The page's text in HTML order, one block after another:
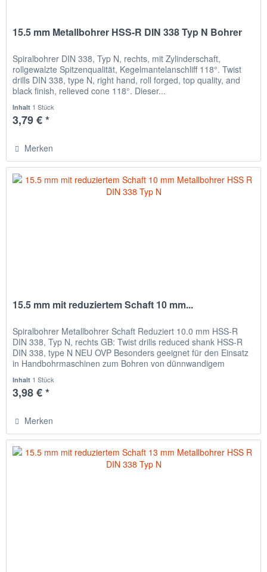
15.5 mm Metallbohrer HSS-R DIN 338 Typ N Bohrer
Spiralbohrer DIN 338, Typ N, rechts, mit Zylinderschaft,
rollgewalzte Spitzenqualität, Kegelmantelanschliff 118°. Twist
drills DIN 338, type N, right hand, roll forged, top quality, and
black finish, relieved cone 118°. Dieser...
Inhalt 1 Stück
3,79 € *
Merken
15.5 mm mit reduziertem Schaft 10 mm...
Spiralbohrer Metallbohrer Schaft Reduziert 10.0 mm HSS-R
DIN 338, Typ N, rechts GB: Twist drills reduced shank HSS-R
DIN 338, type N NEU OVP Besonders geeignet für den Einsatz
in Handbohrmaschinen zum Bohren von dünnwandigem
Inhalt 1 Stück
3,98 € *
Merken